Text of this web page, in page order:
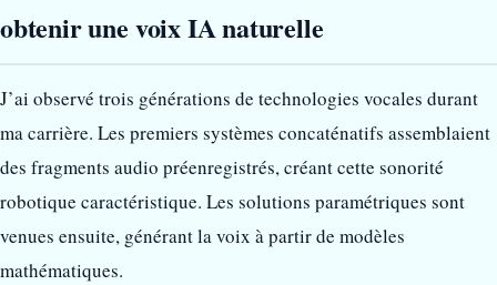
obtenir une voix IA naturelle
J’ai observé trois générations de technologies vocales durant
ma carrière. Les premiers systèmes concaténatifs assemblaient
des fragments audio préenregistrés, créant cette sonorité
robotique caractéristique. Les solutions paramétriques sont
venues ensuite, générant la voix à partir de modèles
mathématiques.